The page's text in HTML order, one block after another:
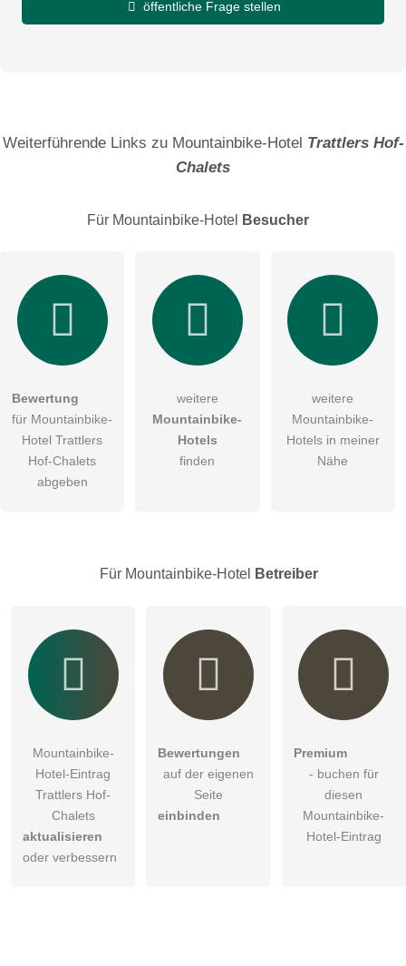
öffentliche Frage stellen
Hiermit akzeptiere ich die .
Die Datenschutzerklärunghabe ich zur Kenntnis genommen.
Hinweis:Bitte beachten Sie, öffentliche Fragen sindfür alle
Klicken Sie hier um eine
Weiterführende Links zu Mountainbike-Hotel Trattlers Hof-
Chalets
Für Mountainbike-Hotel Besucher
Bewertung
für Mountainbike-
Hotel Trattlers
Hof-Chalets
abgeben
weitere
Mountainbike-
Hotels
finden
weitere
Mountainbike-
Hotels in meiner
Nähe
Für Mountainbike-Hotel Betreiber
Mountainbike-
Hotel-Eintrag
Trattlers Hof-
Chalets
aktualisieren
oder verbessern
Bewertungen
auf der eigenen
Seite
einbinden
Premium
- buchen für
diesen
Mountainbike-
Hotel-Eintrag